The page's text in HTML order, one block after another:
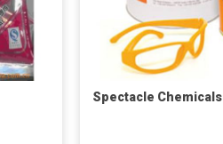
Spectacle Chemicals